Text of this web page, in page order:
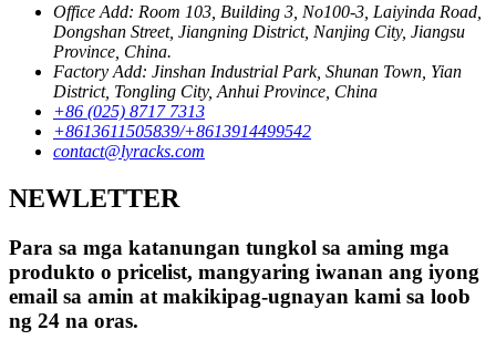
Office Add: Room 103, Building 3, No100-3, Laiyinda Road,
Dongshan Street, Jiangning District, Nanjing City, Jiangsu
Province, China.
Factory Add: Jinshan Industrial Park, Shunan Town, Yian
District, Tongling City, Anhui Province, China
+86 (025) 8717 7313
+8613611505839/+8613914499542
contact@lyracks.com
NEWLETTER
Para sa mga katanungan tungkol sa aming mga
produkto o pricelist, mangyaring iwanan ang iyong
email sa amin at makikipag-ugnayan kami sa loob
ng 24 na oras.